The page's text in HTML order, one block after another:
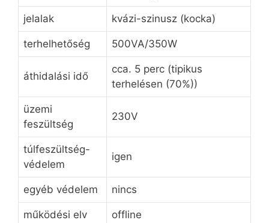
jelalak kvázi-szinusz (kocka)
terhelhetőség 500VA/350W
áthidalási idő
cca. 5 perc (tipikus
terhelésen (70%))
üzemi
feszültség
230V
túlfeszültség-
védelem
igen
egyéb védelem nincs
működési elv offline